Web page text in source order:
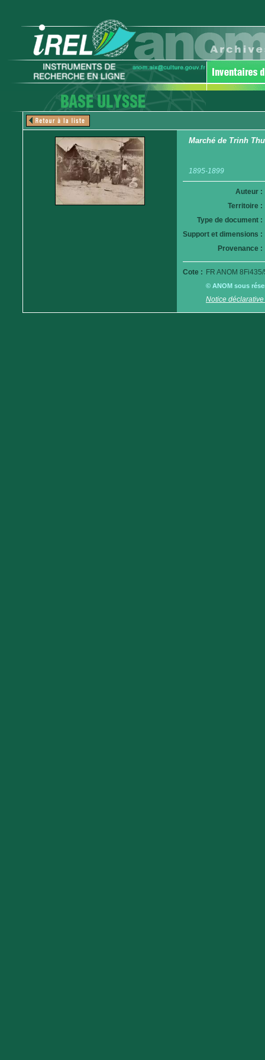
Marché de Trinh
1895-1899
Auteur :
Territoire :
Type de document :
Support et dimensions :
Provenance :
Cote : FR ANOM
© ANOM sous
Notice